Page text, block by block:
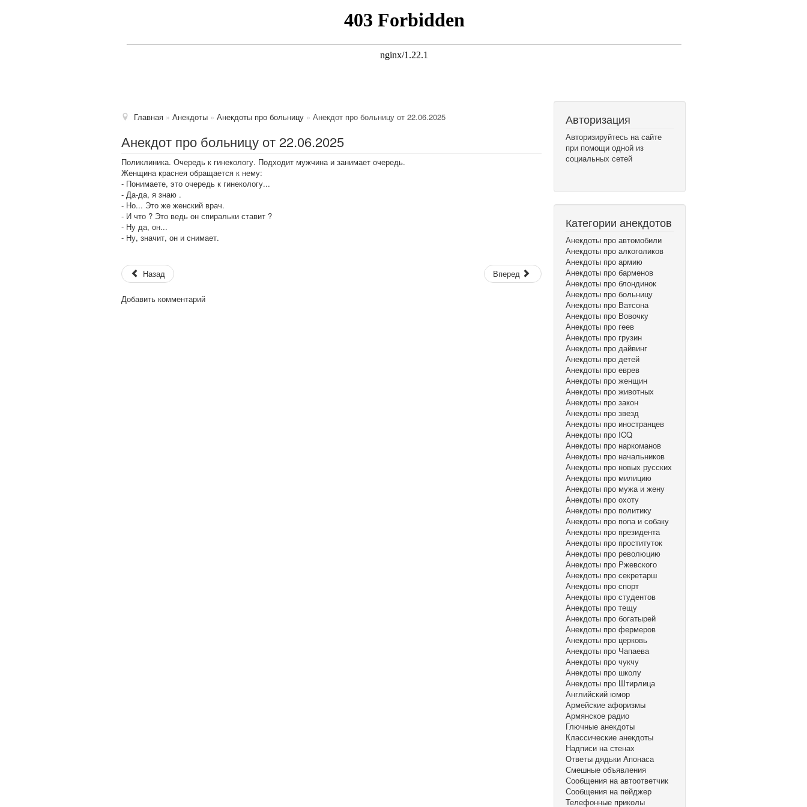
Главная » Анекдоты » Анекдоты про больницу » Анекдот про больницу от 22.06.2025
Анекдот про больницу от 22.06.2025
Поликлиника. Очередь к гинекологу. Подходит мужчина и занимает очередь.
Женщина краснея обращается к нему:
- Понимаете, это очередь к гинекологу...
- Да-да, я знаю .
- Но... Это же женский врач.
- И что ? Это ведь он спиральки ставит ?
- Ну да, он...
- Ну, значит, он и снимает.
Назад Вперед
Добавить комментарий
Авторизация
Авторизируйтесь на сайте
при помощи одной из
социальных сетей
Категории анекдотов
Анекдоты про автомобили
Анекдоты про алкоголиков
Анекдоты про армию
Анекдоты про барменов
Анекдоты про блондинок
Анекдоты про больницу
Анекдоты про Ватсона
Анекдоты про Вовочку
Анекдоты про геев
Анекдоты про грузин
Анекдоты про дайвинг
Анекдоты про детей
Анекдоты про еврев
Анекдоты про женщин
Анекдоты про животных
Анекдоты про закон
Анекдоты про звезд
Анекдоты про иностранцев
Анекдоты про ICQ
Анекдоты про наркоманов
Анекдоты про начальников
Анекдоты про новых русских
Анекдоты про милицию
Анекдоты про мужа и жену
Анекдоты про охоту
Анекдоты про политику
Анекдоты про попа и собаку
Анекдоты про президента
Анекдоты про проституток
Анекдоты про революцию
Анекдоты про Ржевского
Анекдоты про секретарш
Анекдоты про спорт
Анекдоты про студентов
Анекдоты про тещу
Анекдоты про богатырей
Анекдоты про фермеров
Анекдоты про церковь
Анекдоты про Чапаева
Анекдоты про чукчу
Анекдоты про школу
Анекдоты про Штирлица
Английский юмор
Армейские афоризмы
Армянское радио
Глючные анекдоты
Классические анекдоты
Надписи на стенах
Ответы дядьки Апонаса
Смешные объявления
Сообщения на автоответчик
Сообщения на пейджер
Телефонные приколы